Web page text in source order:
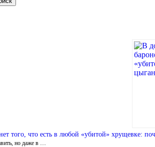
того, что есть в любой «убитой» хрущевке:
но даже в …